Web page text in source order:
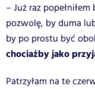
– Już raz
pozwolę, by duma
by po prostu być
chociażby jako
Patrzyłam na te